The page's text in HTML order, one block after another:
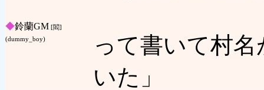
◆鈴蘭GM [閻]
(dummy_boy)
って書いて村
いた」